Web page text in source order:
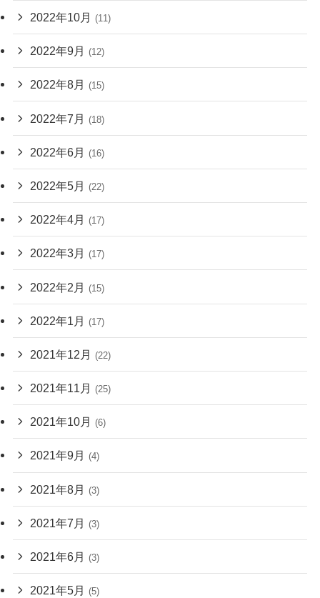
2022年10月 (11)
2022年9月 (12)
2022年8月 (15)
2022年7月 (18)
2022年6月 (16)
2022年5月 (22)
2022年4月 (17)
2022年3月 (17)
2022年2月 (15)
2022年1月 (17)
2021年12月 (22)
2021年11月 (25)
2021年10月 (6)
2021年9月 (4)
2021年8月 (3)
2021年7月 (3)
2021年6月 (3)
2021年5月 (5)